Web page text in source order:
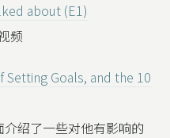
about (E1)
频
Goals, and the 10
绍了一些对他有影响的